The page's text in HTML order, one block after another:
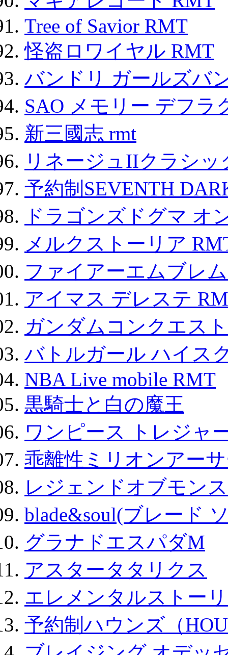
Tree of Savior RMT
怪盗ロワイヤル RMT
バンドリ ガールズバ
SAO メモリー デフラ
新三國志 rmt
リネージュIIクラシ
予約制SEVENTH
ドラゴンズドグマ オ
メルクストーリア
ファイアーエムブレ
アイマス デレステ
ガンダムコンクエスト
バトルガール ハイス
NBA Live mobile RMT
黒騎士と白の魔王
ワンピース トレジャ
乖離性ミリオンアー
レジェンドオブモン
blade&soul(ブレード
グラナドエスパダM
アスタータタリクス
エレメンタルストー
予約制ハウンズ（